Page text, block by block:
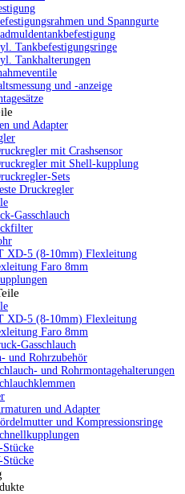
und Spanngurte
Tankbefestigungsringe
Tankhalterungen
und -anzeige
und Adapter
mit Crashsensor
mit Shell-kupplung
Sets
Druckregler
Gasschlauch
XD-5 (8-10mm) Flexleitung
Faro 8mm
XD-5 (8-10mm) Flexleitung
Faro 8mm
Gasschlauch
und Rohrzubehör
und Rohrmontagehalterungen
und Adapter
und Kompressionsringe
Stücke
Stücke